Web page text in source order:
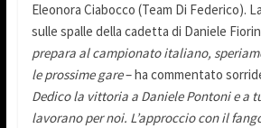
Eleonora Ciabocco (Team Di Federico).
sulle spalle della cadetta di Daniele
prepara al campionato italiano,
le prossime gare– ha commentato
Dedico la vittoria a Daniele Pontoni e a
lavorano per noi. L’approccio con il